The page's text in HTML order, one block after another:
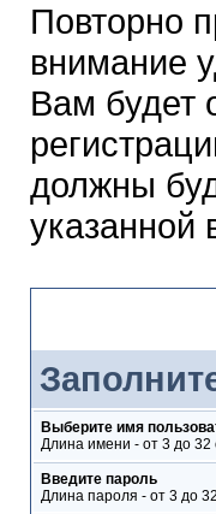
Повторно
внимание
Вам будет
должны
указанной
Выберите имя
Длина имени - от 3 до 32
Введите пароль
Длина пароля - от 3 до